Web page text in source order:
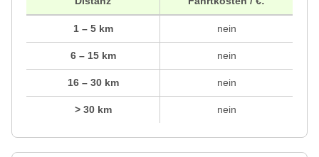
1 – 5 km
6 – 15 km
16 – 30 km
> 30 km
nein
nein
nein
nein